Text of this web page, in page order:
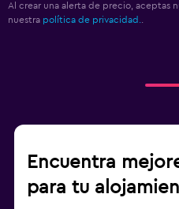
Al crear una alerta de precio, aceptas
nuestra política de privacidad..
Encuentra
para tu